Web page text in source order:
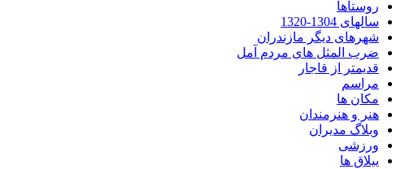
روستاها
سالهای 1304-1320
شهرهای دیگر مازندران
ضرب المثل های مردم آمل
قدیمتر از قاجار
مراسم
مکان ها
هنر و هنرمندان
وبلاگ مدیران
ورزشی
ییلاق ها